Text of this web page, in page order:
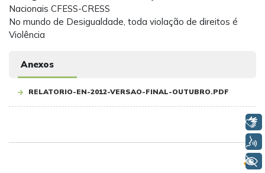
Nacionais CFESS-CRESS
No mundo de Desigualdade, toda violação de direitos é
Violência
Anexos
RELATORIO-EN-2012-VERSAO-FINAL-OUTUBRO.PDF
Voz